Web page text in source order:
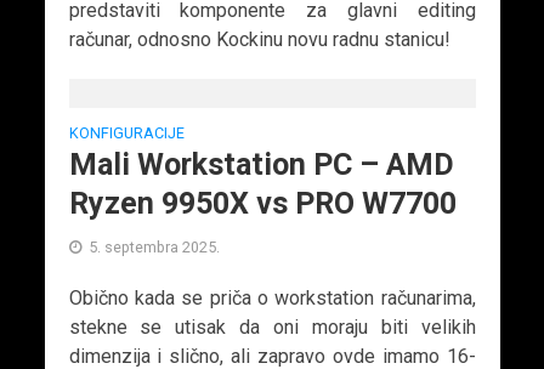
predstaviti komponente za glavni editing
računar, odnosno Kockinu novu radnu stanicu!
KONFIGURACIJE
Mali Workstation PC – AMD
Ryzen 9950X vs PRO W7700
5. septembra 2025.
Obično kada se priča o workstation računarima,
stekne se utisak da oni moraju biti velikih
dimenzija i slično, ali zapravo ovde imamo 16-